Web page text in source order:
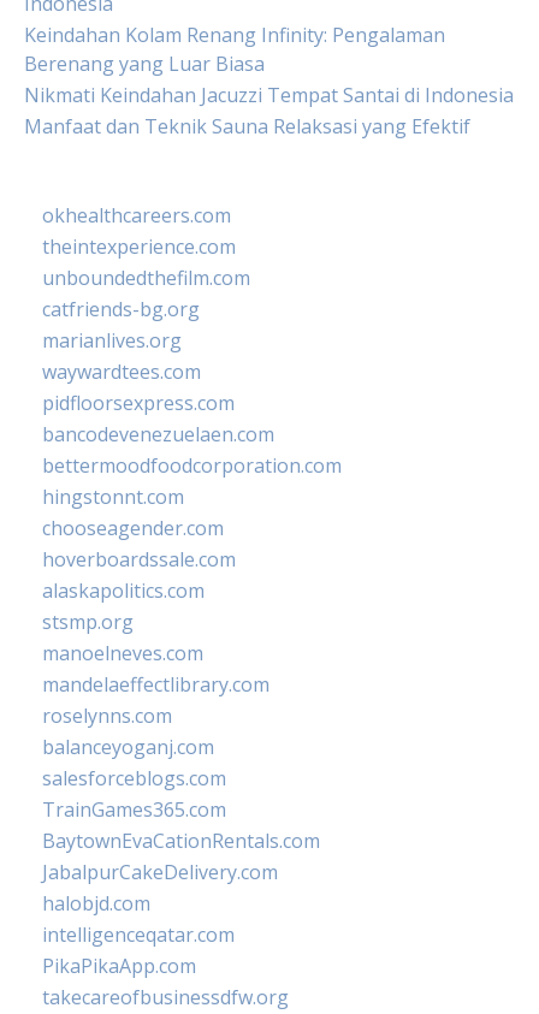
Keindahan Kolam Renang Infinity: Pengalaman
Berenang yang Luar Biasa
Nikmati Keindahan Jacuzzi Tempat Santai di Indonesia
Manfaat dan Teknik Sauna Relaksasi yang Efektif
okhealthcareers.com
theintexperience.com
unboundedthefilm.com
catfriends-bg.org
marianlives.org
waywardtees.com
pidfloorsexpress.com
bancodevenezuelaen.com
bettermoodfoodcorporation.com
hingstonnt.com
chooseagender.com
hoverboardssale.com
alaskapolitics.com
stsmp.org
manoelneves.com
mandelaeffectlibrary.com
roselynns.com
balanceyoganj.com
salesforceblogs.com
TrainGames365.com
BaytownEvaCationRentals.com
JabalpurCakeDelivery.com
halobjd.com
intelligenceqatar.com
PikaPikaApp.com
takecareofbusinessdfw.org